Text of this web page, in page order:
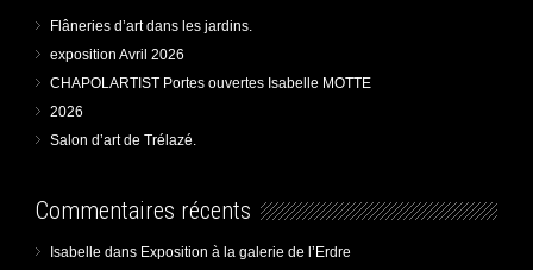
Flâneries d’art dans les jardins.
exposition Avril 2026
CHAPOLARTIST Portes ouvertes Isabelle MOTTE
2026
Salon d’art de Trélazé.
Commentaires récents
Isabelle dans Exposition à la galerie de l’Erdre